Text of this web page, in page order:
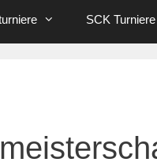
SCK Turniere